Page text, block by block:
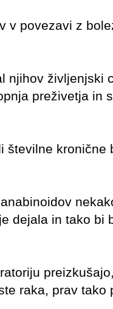
v povezavi z
njihov življenjski
preživetja in
številne kronične
dejala in tako bi
raka, prav tako